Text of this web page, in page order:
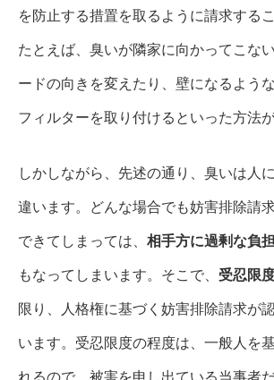
を防止する措置を取るように請求する
たとえば、臭いが隣家に向かってこな
ードの向きを変えたり、壁になるよう
フィルターを取り付けるといった方法
しかしながら、先述の通り、臭いは人
違います。どんな場合でも妨害排除請
できてしまっては、 相手方に過剰な負
もなってしまいます。そこで、 受忍限
限り、人格権に基づく妨害排除請求が
います。受忍限度の程度は、一般人を
れるので、被害を申し出ている当事者